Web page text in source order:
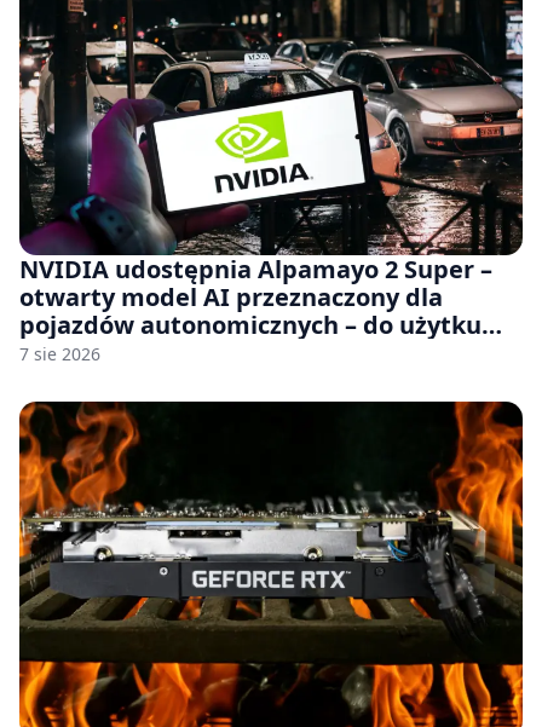
NVIDIA udostępnia Alpamayo 2 Super –
otwarty model AI przeznaczony dla
pojazdów autonomicznych – do użytku
komercyjnego
7 sie 2026